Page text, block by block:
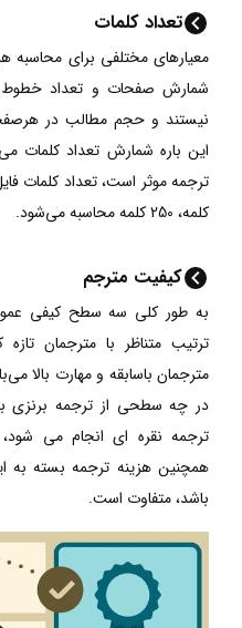
تعداد کلمات
معیارهای مختلفی برای محاسبه
شمارش صفحات و تعداد خطوط
نیستند و حجم مطالب در
این باره شمارش تعداد کلمات
کلمه، 250 کلمه محاسبه می‌شود.
کیفیت مترجم
به طور کلی سه سطح کیفی
ترتیب متناظر با مترجمان
مترجمان باسابقه و مهارت بالا
در چه سطحی از ترجمه برنزی
ترجمه نقره ای انجام می
همچنین هزینه ترجمه بسته به
باشد، متفاوت است.